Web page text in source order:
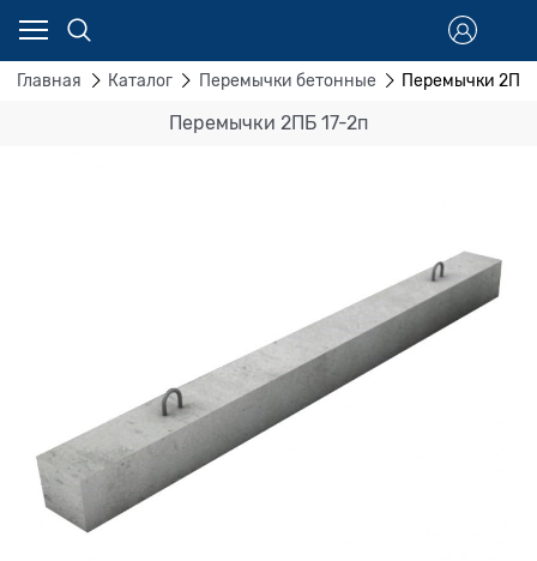
Главная Каталог Перемычки бетонные Перемычки 2ПБ
Перемычки 2ПБ 17-2п